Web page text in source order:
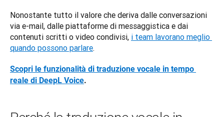
Nonostante tutto il valore che deriva dalle conversazioni
via e-mail, dalle piattaforme di messaggistica e dai
contenuti scritti o video condivisi, i team lavorano meglio
quando possono parlare.
Scopri le funzionalità di traduzione vocale in tempo
reale di DeepL Voice.